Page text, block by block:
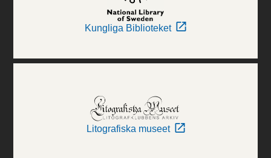
Kungliga Biblioteket
Litografiska museet